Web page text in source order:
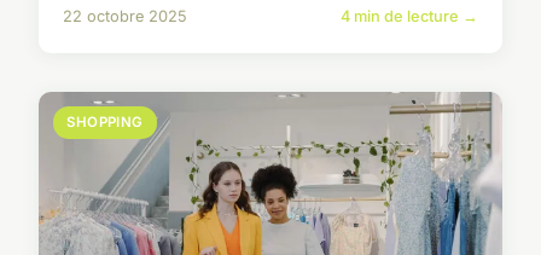
22 octobre 2025 4 min de lecture →
SHOPPING